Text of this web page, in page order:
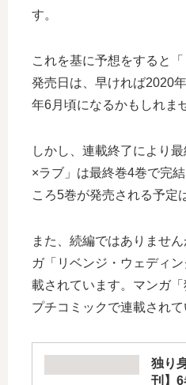
す。
これを基に予想をすると
発売日は、早ければ2020
年6月頃になるかもしれま
しかし、連載終了により
×ラブ」は最終巻4巻で完
ころ5巻が発売される予定
また、続編ではありませ
ガ「リベンジ・ウェディ
載されています。マンガ
プチコミックで連載されて
独り
刊】